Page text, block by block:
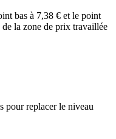
bas à 7,38 € et le point
la zone de prix travaillée
pour replacer le niveau